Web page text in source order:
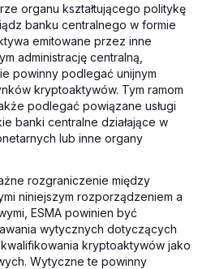
organu kształtującego politykę
banku centralnego w formie
emitowane przez inne
administrację centralną,
powinny podlegać unijnym
kryptoaktywów. Tym ramom
podlegać powiązane usługi
banki centralne działające w
lub inne organy
rozgraniczenie między
niniejszym rozporządzeniem a
ESMA powinien być
wytycznych dotyczących
kryptoaktywów jako
Wytyczne te powinny